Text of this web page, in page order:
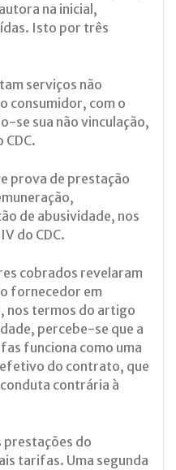
na inicial,
Isto por três
serviços não
consumidor, com o
se sua não vinculação,
prova de prestação
de abusividade, nos
do CDC.
cobrados revelaram
fornecedor em
nos termos do artigo
percebe-se que a
funciona como uma
do contrato, que
contrária à
prestações do
tarifas. Uma segunda